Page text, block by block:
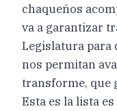
chaqueños
va a garantizar
Legislatura para
nos permitan
transforme, que
Esta es la lista